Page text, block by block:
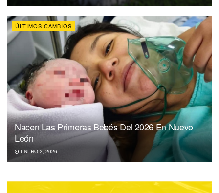
ÚLTIMOS CAMBIOS
Nacen Las Primeras Bebés Del 2026 En Nuevo
León
ENERO 2, 2026